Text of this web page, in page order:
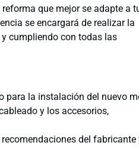
que mejor se adapte a
se encargará de realizar la
cumpliendo con todas las
para la instalación del nuevo
y los accesorios,
del fabricante